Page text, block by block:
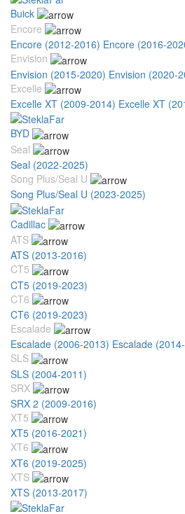
Buick
Encore
Encore (2012-2016) Encore (2016-
Envision
Envision (2015-2020) Envision (2020-
Excelle
Excelle XT (2009-2014) Excelle XT
BYD
Seal
Seal (2022-2025)
Song Plus/Seal U
Song Plus/Seal U (2023-2025)
Cadillac
ATS
ATS (2013-2016)
CT5
CT5 (2019-2023)
CT6
CT6 (2019-2023)
Escalade
Escalade (2006-2013) Escalade
SLS
SLS (2004-2011)
SRX
SRX 2 (2009-2016)
XT5
XT5 (2016-2021)
XT6
XT6 (2019-2025)
XTS
XTS (2013-2017)